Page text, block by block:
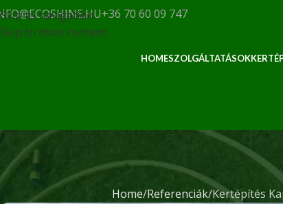
Skip to navigation
Skip to main content
+36 70 60 09 747
HOMESZOLGÁLTATÁSOK
Home Referenciák Kertépítés